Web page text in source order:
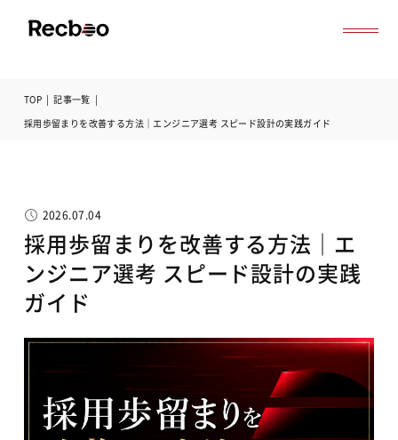
導入事例
サービス資料ダウンロード
TOP | 記事一覧 |
採用歩留まりを改善する方法｜エンジニア選考 スピード設計の実践ガイド
2026.07.04
採用歩留まりを改善する方法｜エ
ンジニア選考 スピード設計の実践
ガイド